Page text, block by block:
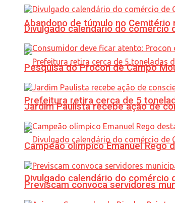
Abandono de túmulo no
Prefeitura retira cerca de 5
Divulgado calendário do
Divulgado calendário do comércio
Pesquisa do Procon de Campo
Jardim Paulista recebe ação de
Campeão olímpico Emanuel
Previscam convoca servidores